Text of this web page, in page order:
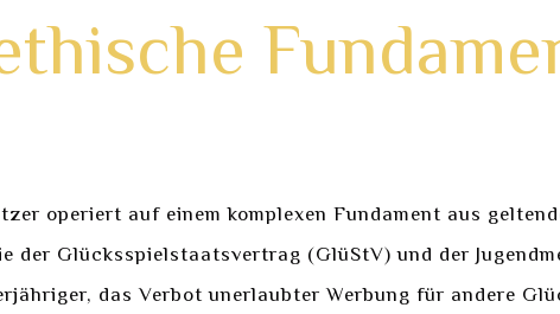
operiert auf einem komplexen Fundament aus
der Glücksspielstaatsvertrag (GlüStV) und der
das Verbot unerlaubter Werbung für andere